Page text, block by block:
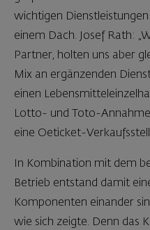
wichtigen
einem Dach. Josef Rath:
Partner, holten uns aber
Mix an ergänzenden
einen
Lotto- und Toto-
eine Oeticket-
In Kombination mit dem
Betrieb entstand damit
Komponenten einander
wie sich zeigte. Denn das